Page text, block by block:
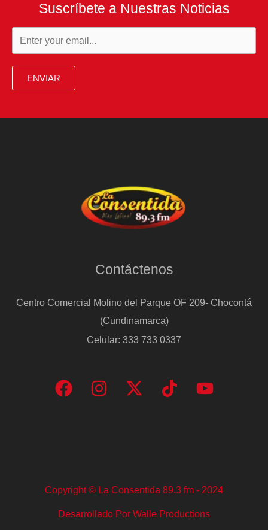
Suscríbete a Nuestras Noticias
ENVIAR
Contáctenos
Centro Comercial Molino del Parque OF 209- Chocontá
(Cundinamarca)
Celular: 333 733 0337
Copyright © La Consentida 89.3 fm - 2024
Desarrollado Por Walle Productions